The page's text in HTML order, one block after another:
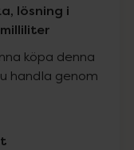
lösning i
köpa denna
handla genom